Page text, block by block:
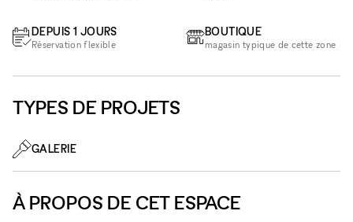
DEPUIS 1 JOURS
Réservation flexible
BOUTIQUE
magasin typique de cette zone
TYPES DE PROJETS
GALERIE
À PROPOS DE CET ESPACE